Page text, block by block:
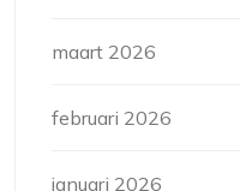
maart 2026
februari 2026
januari 2026